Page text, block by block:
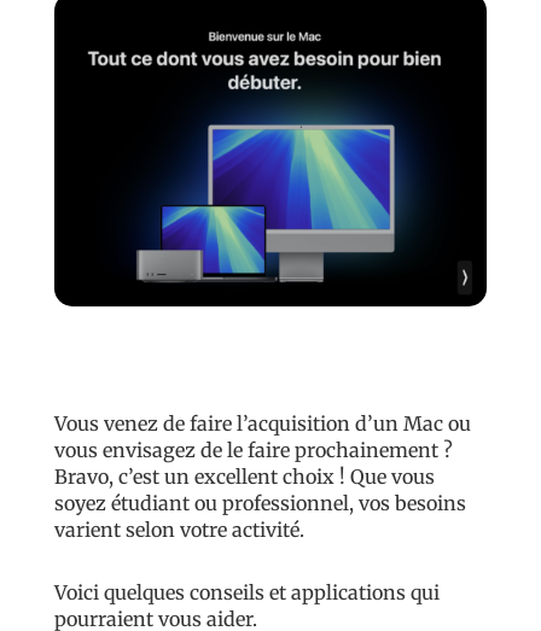
Vous venez de faire l’acquisition d’un Mac ou
vous envisagez de le faire prochainement ?
Bravo, c’est un excellent choix ! Que vous
soyez étudiant ou professionnel, vos besoins
varient selon votre activité.
Voici quelques conseils et applications qui
pourraient vous aider.